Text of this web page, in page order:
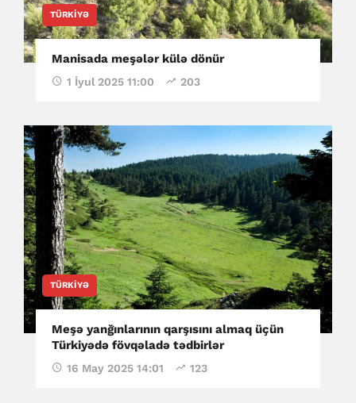
TÜRKIYƏ
Manisada meşələr külə dönür
1 İyul 2025 11:00 203
TÜRKIYƏ
Meşə yanğınlarının qarşısını almaq üçün
Türkiyədə fövqəladə tədbirlər
16 May 2025 14:01 123